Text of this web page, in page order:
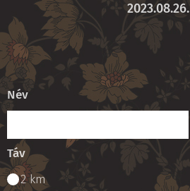
2023.08.26.
Név
Táv
2 km